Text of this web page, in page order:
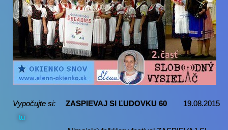
Vypočujte si: ZASPIEVAJ SI ĽUDOVKU 60
19.08.2015
tu